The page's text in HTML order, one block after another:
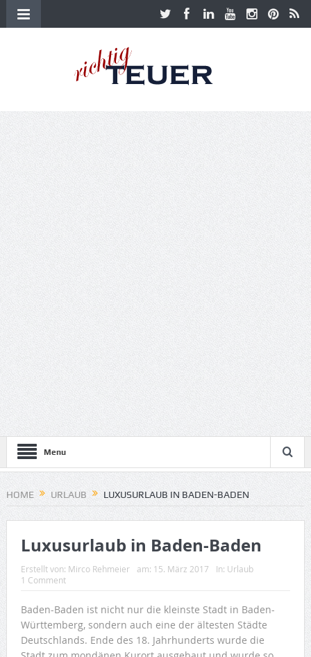
Menu
HOME URLAUB LUXUSURLAUB IN BADEN-BADEN
Luxusurlaub in Baden-Baden
Erstellt von: Mirco Rehmeier am: 15. März 2017 In: Urlaub
1 Comment
Baden-Baden ist nicht nur die kleinste Stadt in Baden-
Württemberg, sondern auch eine der ältesten Städte
Deutschlands. Ende des 18. Jahrhunderts wurde die